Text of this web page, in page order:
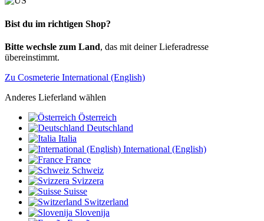
Bist du im richtigen Shop?
Bitte wechsle zum Land, das mit deiner Lieferadresse
übereinstimmt.
Zu Cosmeterie International (English)
Anderes Lieferland wählen
Österreich
Deutschland
Italia
International (English)
France
Schweiz
Svizzera
Suisse
Switzerland
Slovenija